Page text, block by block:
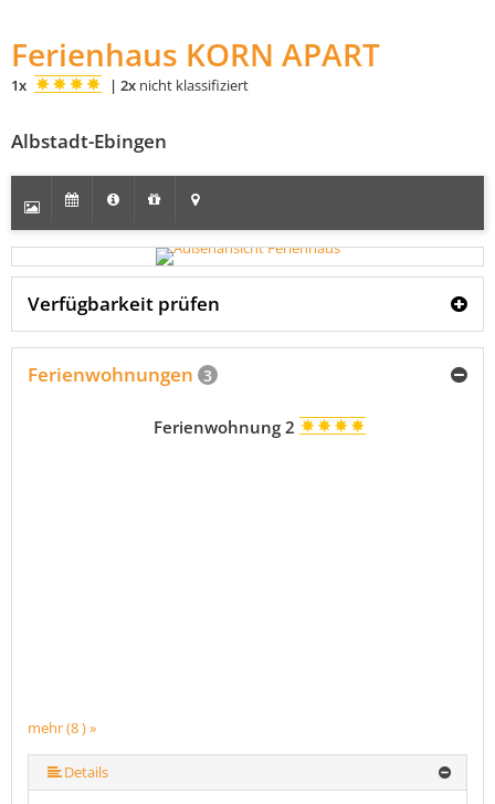
Ferienhaus KORN APART
1x | 2x nicht klassifiziert
Albstadt-Ebingen
Verfügbarkeit prüfen
Ferienwohnungen 3
mehr (8 ) »
mehr (8 ) »
mehr (8 ) »
mehr (8 ) »
mehr (8 ) »
Ferienwohnung 2
Details